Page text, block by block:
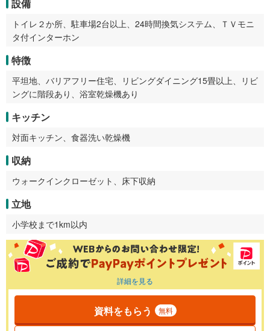
設備
トイレ２か所、駐車場2台以上、24時間換気システム、ＴＶモニ
タ付インターホン
特徴
平坦地、バリアフリー住宅、リビングダイニング15畳以上、リビ
ングに階段あり、浴室乾燥機あり
キッチン
対面キッチン、食器洗い乾燥機
収納
ウォークインクローゼット、床下収納
立地
小学校まで1km以内
詳細を見る
資料をもらう 無料